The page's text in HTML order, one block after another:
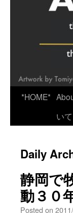
*HOME*
いて
Daily
静岡で
動３０
Posted on